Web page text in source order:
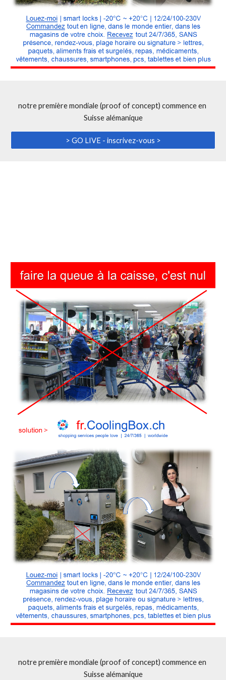
notre première mondiale (proof of concept) commence en
Suisse alémanique
> GO LIVE - inscrivez-vous >
notre première mondiale (proof of concept) commence en
Suisse alémanique